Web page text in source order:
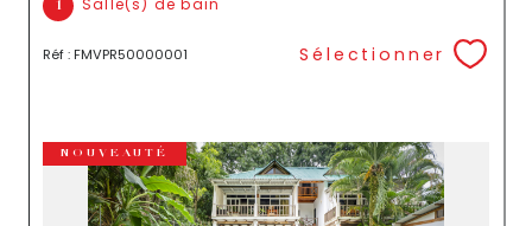
1
Réf : FMVPR50000001 Sélectionner
NOUVEAUTÉ